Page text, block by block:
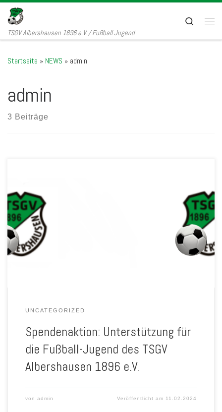
Zum Inhalt springen
TSGV Albershausen 1896 e.V. / Fußball Jugend
Search
Startseite » NEWS » admin
admin
3 Beiträge
Hallo Miteinander, in unserer Fußball-Jugend ist in den letzten
Monaten viel passiert. Nach unserer Neuausrichtung im Sommer
hatten wir den Fokus auf ein einheitliches Bild gelegt. Im nächsten
Schritt möchten wir für die Kinder die Trainingsmöglichkeiten
verbessern. Da unsere Ausrüstung schon ein wenig in die Jahre
gekommen ist, wollen wir […]
UNCATEGORIZED
Spendenaktion: Unterstützung für
die Fußball-Jugend des TSGV
Albershausen 1896 e.V.
von admin Veröffentlicht am 11.02.2024